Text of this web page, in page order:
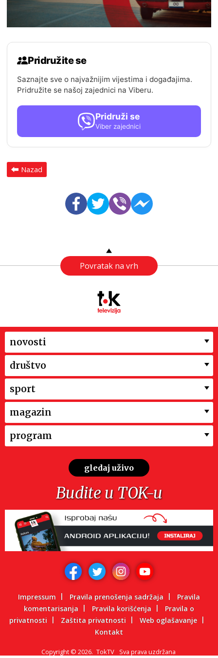
Pridružite se
Saznajte sve o najvažnijim vijestima i događajima.
Pridružite se našoj zajednici na Viberu.
Pridruži se
Viber zajednici
Nazad
Povratak na vrh
novosti
društvo
sport
magazin
program
gledaj uživo
Budite u TOK-u
Impressum Pravila prenošenja sadržaja
Pravila
komentarisanja
Pravila korišćenja
Pravila o
privatnosti
Zaštita privatnosti
Web oglašavanje
Kontakt
Copyright © 2026. TokTV Sva prava uzdržana